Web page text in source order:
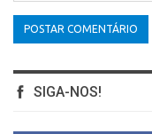
SIGA-NOS!